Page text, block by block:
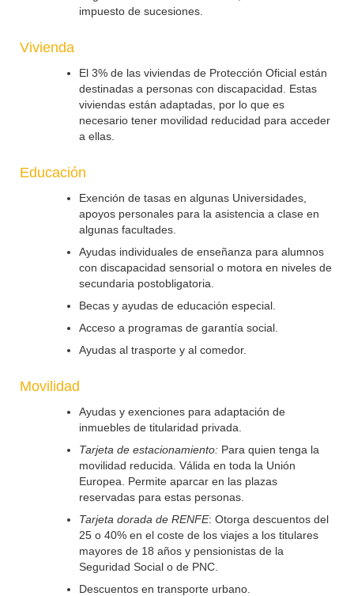
impuesto de sucesiones.
Vivienda
El 3% de las viviendas de Protección Oficial están
destinadas a personas con discapacidad. Estas
viviendas están adaptadas, por lo que es
necesario tener movilidad reducidad para acceder
a ellas.
Educación
Exención de tasas en algunas Universidades,
apoyos personales para la asistencia a clase en
algunas facultades.
Ayudas individuales de enseñanza para alumnos
con discapacidad sensorial o motora en niveles de
secundaria postobligatoria.
Becas y ayudas de educación especial.
Acceso a programas de garantía social.
Ayudas al trasporte y al comedor.
Movilidad
Ayudas y exenciones para adaptación de
inmuebles de titularidad privada.
Tarjeta de estacionamiento: Para quien tenga la
movilidad reducida. Válida en toda la Unión
Europea. Permite aparcar en las plazas
reservadas para estas personas.
Tarjeta dorada de RENFE: Otorga descuentos del
25 o 40% en el coste de los viajes a los titulares
mayores de 18 años y pensionistas de la
Seguridad Social o de PNC.
Descuentos en transporte urbano.